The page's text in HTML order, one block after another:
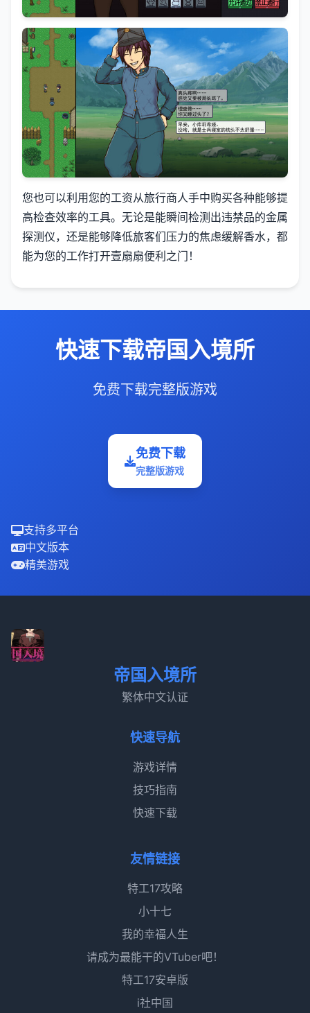
您也可以利用您的工资从旅行商人手中购买各种能够提
高检查效率的工具。无论是能瞬间检测出违禁品的金属
探测仪，还是能够降低旅客们压力的焦虑缓解香水，都
能为您的工作打开壹扇扇便利之门！
快速下载帝国入境所
免费下载完整版游戏
免费下载
完整版游戏
支持多平台
中文版本
精美游戏
帝国入境所
繁体中文认证
快速导航
游戏详情
技巧指南
快速下载
友情链接
特工17攻略
小十七
我的幸福人生
请成为最能干的VTuber吧！
特工17安卓版
i社中国